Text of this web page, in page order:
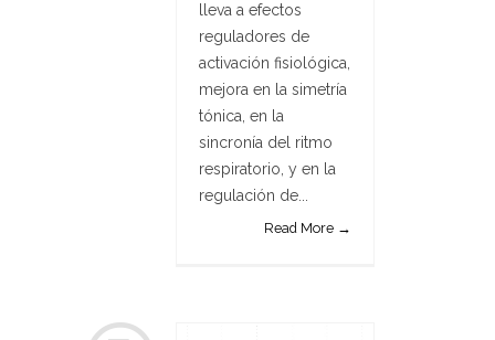
lleva a efectos
reguladores de
activación fisiológica,
mejora en la simetría
tónica, en la
sincronía del ritmo
respiratorio, y en la
regulación de...
Read More →